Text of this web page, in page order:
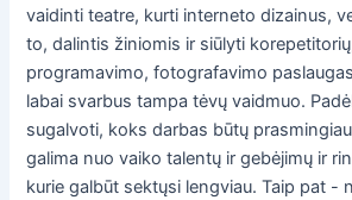
vaidinti teatre, kurti interneto dizainus,
to, dalintis žiniomis ir siūlyti
programavimo, fotografavimo
labai svarbus tampa tėvų vaidmuo.
sugalvoti, koks darbas būtų
galima nuo vaiko talentų ir gebėjimų ir
kurie galbūt sektųsi lengviau. Taip pat -